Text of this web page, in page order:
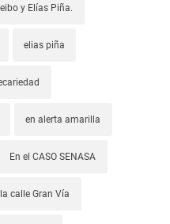
y Elías Piña.
elias piña
en alerta amarilla
En el CASO SENASA
la calle Gran Vía